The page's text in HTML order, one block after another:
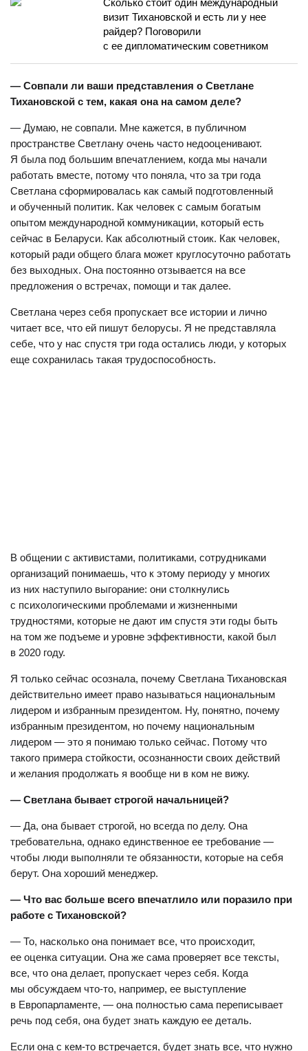
Сколько стоит один международный
визит Тихановской и есть ли у нее
райдер? Поговорили
с ее дипломатическим советником
— Совпали ли ваши представления о Светлане
Тихановской с тем, какая она на самом деле?
— Думаю, не совпали. Мне кажется, в публичном
пространстве Светлану очень часто недооценивают.
Я была под большим впечатлением, когда мы начали
работать вместе, потому что поняла, что за три года
Светлана сформировалась как самый подготовленный
и обученный политик. Как человек с самым богатым
опытом международной коммуникации, который есть
сейчас в Беларуси. Как абсолютный стоик. Как человек,
который ради общего блага может круглосуточно работать
без выходных. Она постоянно отзывается на все
предложения о встречах, помощи и так далее.
Светлана через себя пропускает все истории и лично
читает все, что ей пишут белорусы. Я не представляла
себе, что у нас спустя три года остались люди, у которых
еще сохранилась такая трудоспособность.
В общении с активистами, политиками, сотрудниками
организаций понимаешь, что к этому периоду у многих
из них наступило выгорание: они столкнулись
с психологическими проблемами и жизненными
трудностями, которые не дают им спустя эти годы быть
на том же подъеме и уровне эффективности, какой был
в 2020 году.
Я только сейчас осознала, почему Светлана Тихановская
действительно имеет право называться национальным
лидером и избранным президентом. Ну, понятно, почему
избранным президентом, но почему национальным
лидером — это я понимаю только сейчас. Потому что
такого примера стойкости, осознанности своих действий
и желания продолжать я вообще ни в ком не вижу.
— Светлана бывает строгой начальницей?
— Да, она бывает строгой, но всегда по делу. Она
требовательна, однако единственное ее требование —
чтобы люди выполняли те обязанности, которые на себя
берут. Она хороший менеджер.
— Что вас больше всего впечатлило или поразило при
работе с Тихановской?
— То, насколько она понимает все, что происходит,
ее оценка ситуации. Она же сама проверяет все тексты,
все, что она делает, пропускает через себя. Когда
мы обсуждаем что-то, например, ее выступление
в Европарламенте, — она полностью сама переписывает
речь под себя, она будет знать каждую ее деталь.
Если она с кем-то встречается, будет знать все, что нужно